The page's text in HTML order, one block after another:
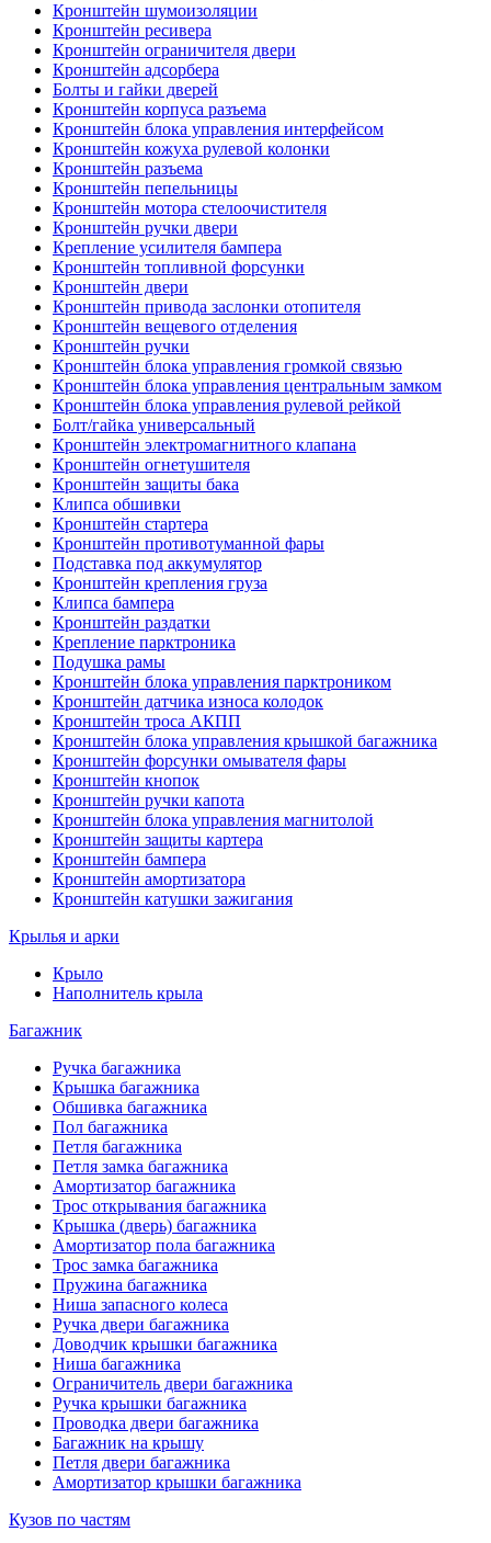
Кронштейн шумоизоляции
Кронштейн ресивера
Кронштейн ограничителя двери
Кронштейн адсорбера
Болты и гайки дверей
Кронштейн корпуса разъема
Кронштейн блока управления интерфейсом
Кронштейн кожуха рулевой колонки
Кронштейн разъема
Кронштейн пепельницы
Кронштейн мотора стелоочистителя
Кронштейн ручки двери
Крепление усилителя бампера
Кронштейн топливной форсунки
Кронштейн двери
Кронштейн привода заслонки отопителя
Кронштейн вещевого отделения
Кронштейн ручки
Кронштейн блока управления громкой связью
Кронштейн блока управления центральным замком
Кронштейн блока управления рулевой рейкой
Болт/гайка универсальный
Кронштейн электромагнитного клапана
Кронштейн огнетушителя
Кронштейн защиты бака
Клипса обшивки
Кронштейн стартера
Кронштейн противотуманной фары
Подставка под аккумулятор
Кронштейн крепления груза
Клипса бампера
Кронштейн раздатки
Крепление парктроника
Подушка рамы
Кронштейн блока управления парктроником
Кронштейн датчика износа колодок
Кронштейн троса АКПП
Кронштейн блока управления крышкой багажника
Кронштейн форсунки омывателя фары
Кронштейн кнопок
Кронштейн ручки капота
Кронштейн блока управления магнитолой
Кронштейн защиты картера
Кронштейн бампера
Кронштейн амортизатора
Кронштейн катушки зажигания
Крылья и арки
Крыло
Наполнитель крыла
Багажник
Ручка багажника
Крышка багажника
Обшивка багажника
Пол багажника
Петля багажника
Петля замка багажника
Амортизатор багажника
Трос открывания багажника
Крышка (дверь) багажника
Амортизатор пола багажника
Трос замка багажника
Пружина багажника
Ниша запасного колеса
Ручка двери багажника
Доводчик крышки багажника
Ниша багажника
Ограничитель двери багажника
Ручка крышки багажника
Проводка двери багажника
Багажник на крышу
Петля двери багажника
Амортизатор крышки багажника
Кузов по частям